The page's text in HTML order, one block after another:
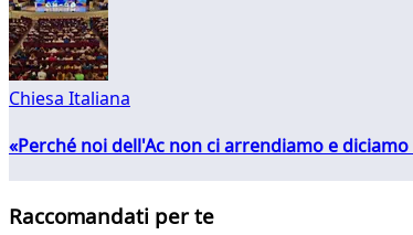
Chiesa Italiana
«Perché noi dell'Ac non ci arrendiamo e
Raccomandati per te